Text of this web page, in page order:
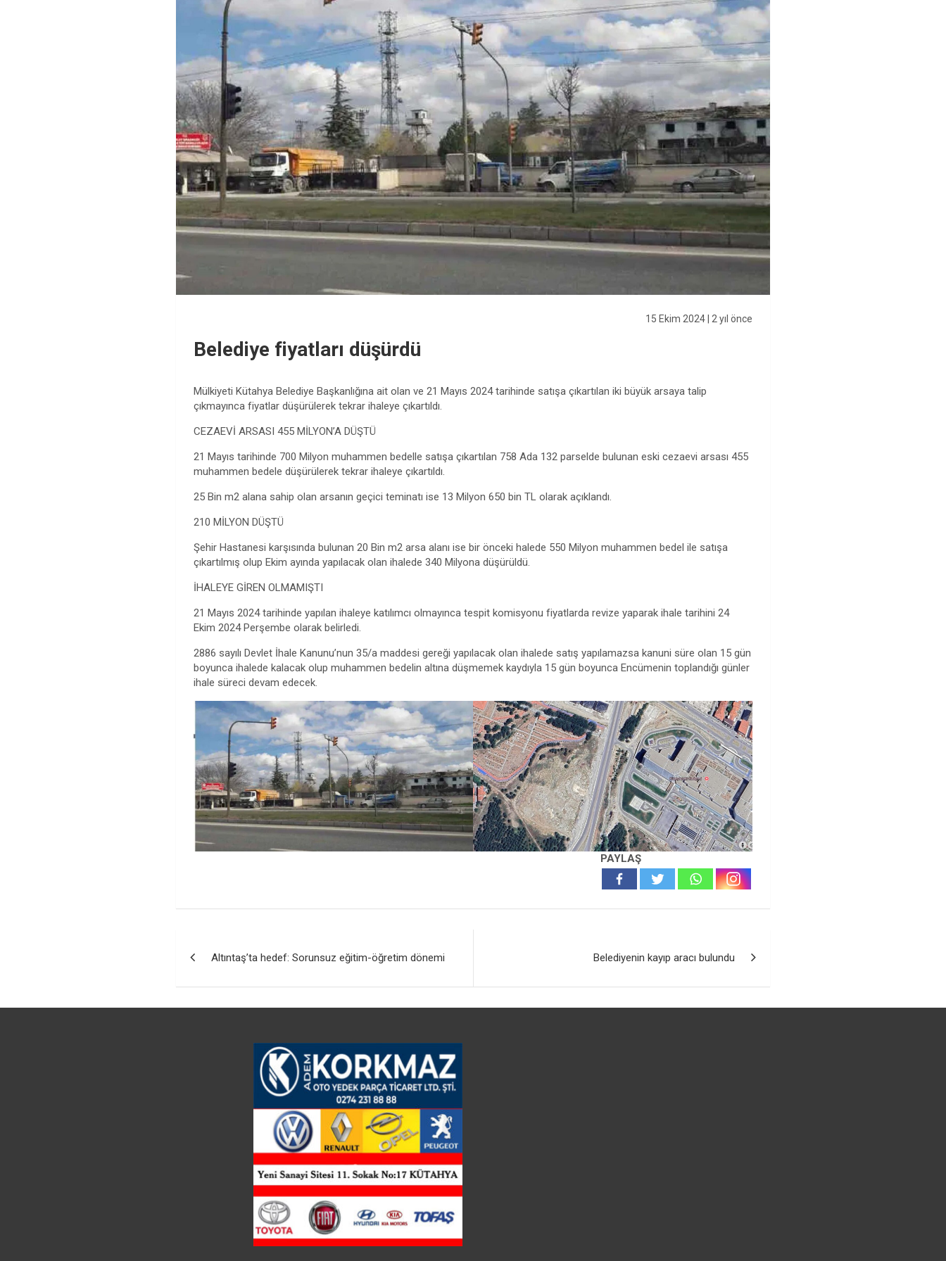
15 Ekim 2024| 2 yıl önce
Belediye fiyatları düşürdü
Mülkiyeti Kütahya Belediye Başkanlığına ait olan ve 21 Mayıs 2024 tarihinde satışa çıkartılan iki büyük arsaya talip
çıkmayınca fiyatlar düşürülerek tekrar ihaleye çıkartıldı.
CEZAEVİ ARSASI 455 MİLYON’A DÜŞTÜ
21 Mayıs tarihinde 700 Milyon muhammen bedelle satışa çıkartılan 758 Ada 132 parselde bulunan eski cezaevi arsası 455
muhammen bedele düşürülerek tekrar ihaleye çıkartıldı.
25 Bin m2 alana sahip olan arsanın geçici teminatı ise 13 Milyon 650 bin TL olarak açıklandı.
210 MİLYON DÜŞTÜ
Şehir Hastanesi karşısında bulunan 20 Bin m2 arsa alanı ise bir önceki halede 550 Milyon muhammen bedel ile satışa
çıkartılmış olup Ekim ayında yapılacak olan ihalede 340 Milyona düşürüldü.
İHALEYE GİREN OLMAMIŞTI
21 Mayıs 2024 tarihinde yapılan ihaleye katılımcı olmayınca tespit komisyonu fiyatlarda revize yaparak ihale tarihini 24
Ekim 2024 Perşembe olarak belirledi.
2886 sayılı Devlet İhale Kanunu’nun 35/a maddesi gereği yapılacak olan ihalede satış yapılamazsa kanuni süre olan 15 gün
boyunca ihalede kalacak olup muhammen bedelin altına düşmemek kaydıyla 15 gün boyunca Encümenin toplandığı günler
ihale süreci devam edecek.
PAYLAŞ
gezinmesi
Altıntaş’ta hedef: Sorunsuz eğitim-öğretim dönemi Belediyenin kayıp aracı bulundu